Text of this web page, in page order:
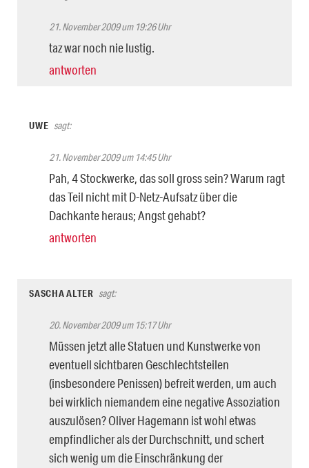
21. November 2009 um 19:26 Uhr
taz war noch nie lustig.
antworten
UWE sagt:
21. November 2009 um 14:45 Uhr
Pah, 4 Stockwerke, das soll gross sein? Warum ragt
das Teil nicht mit D-Netz-Aufsatz über die
Dachkante heraus; Angst gehabt?
antworten
SASCHA ALTER sagt:
20. November 2009 um 15:17 Uhr
Müssen jetzt alle Statuen und Kunstwerke von
eventuell sichtbaren Geschlechtsteilen
(insbesondere Penissen) befreit werden, um auch
bei wirklich niemandem eine negative Assoziation
auszulösen? Oliver Hagemann ist wohl etwas
empfindlicher als der Durchschnitt, und schert
sich wenig um die Einschränkung der